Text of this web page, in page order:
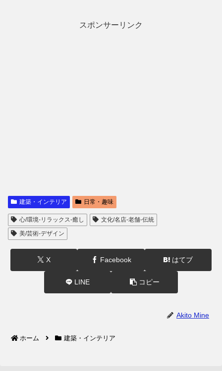
スポンサーリンク
建築・インテリア 日常・趣味
心/環境-リラックス-癒し
文化/名店-老舗-伝統
美/芸術-デザイン
X Facebook はてブ
LINE コピー
Akito Mine
ホーム 建築・インテリア